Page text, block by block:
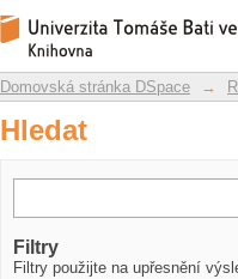
Hledat
Repozitář DSpace/Manakin
Domovská stránka DSpace →
Hledat
Filtry
Filtry použijte na upřesnění